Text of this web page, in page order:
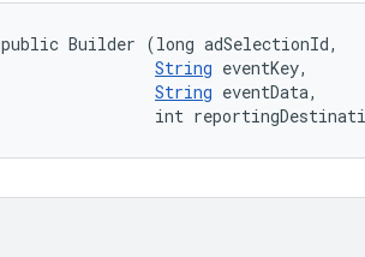
public Builder (long adSelectionId,
String eventKey,
String eventData,
int